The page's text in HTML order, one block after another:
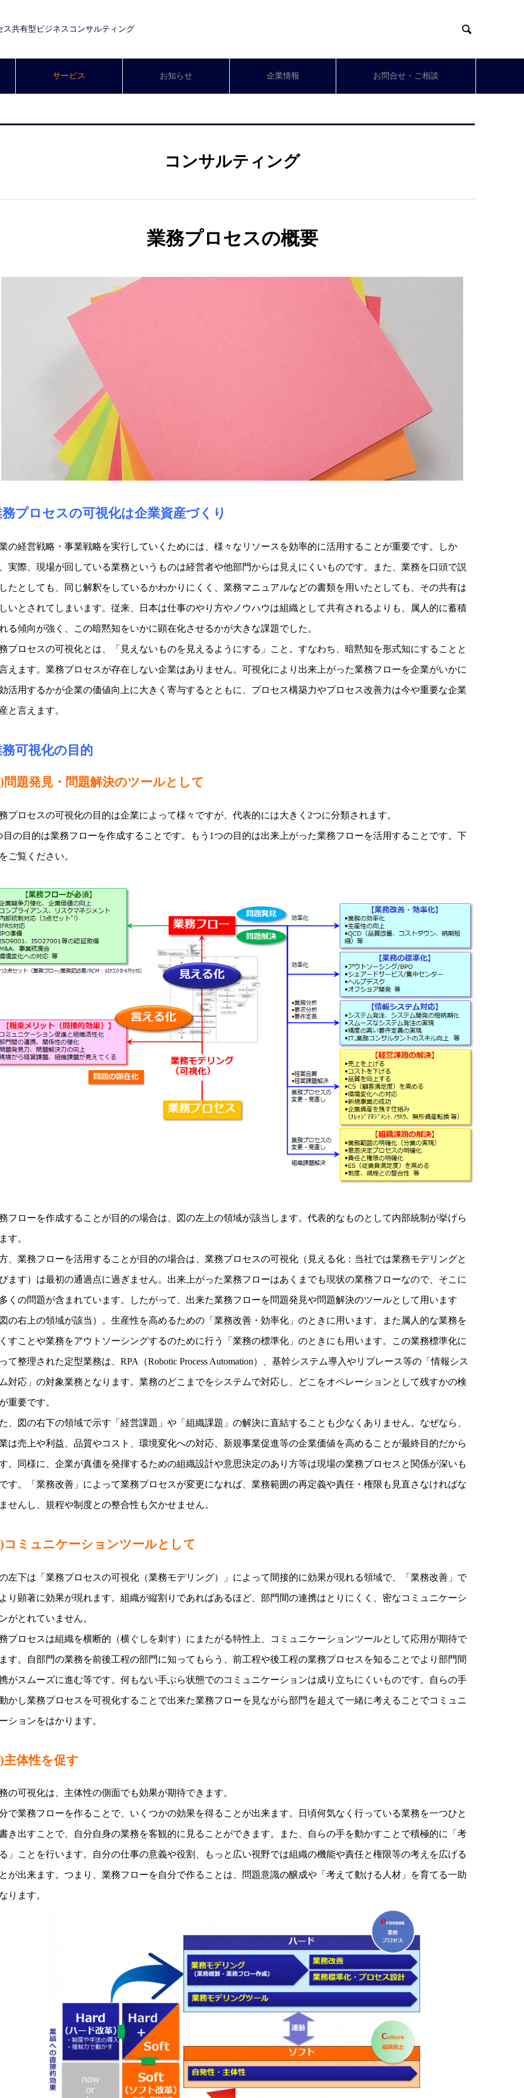
ス共有型ビジネスコンサルティング 
サービス お知らせ 企業情報 お問合せ・ご相談
コンサルティング
業務プロセスの概要
プロセスの可視化は企業資産づくり
の経営戦略・事業戦略を実行していくためには、様々なリソースを効率的に活用することが重要です。しか
実際、現場が回している業務というものは経営者や他部門からは見えにくいものです。また、業務を口頭で説
たとしても、同じ解釈をしているかわかりにくく、業務マニュアルなどの書類を用いたとしても、その共有は
いとされてしまいます。従来、日本は仕事のやり方やノウハウは組織として共有されるよりも、属人的に蓄積
る傾向が強く、この暗黙知をいかに顕在化させるかが大きな課題でした。
プロセスの可視化とは、「見えないものを見えるようにする」こと。すなわち、暗黙知を形式知にすることと
えます。業務プロセスが存在しない企業はありません。可視化により出来上がった業務フローを企業がいかに
活用するかが企業の価値向上に大きく寄与するとともに、プロセス構築力やプロセス改善力は今や重要な企業
と言えます。
可視化の目的
問題発見・問題解決のツールとして
プロセスの可視化の目的は企業によって様々ですが、代表的には大きく2つに分類されます。
目の目的は業務フローを作成することです。もう1つの目的は出来上がった業務フローを活用することです。下
ご覧ください。
フローを作成することが目的の場合は、図の左上の領域が該当します。代表的なものとして内部統制が挙げら
す。
、業務フローを活用することが目的の場合は、業務プロセスの可視化（見える化：当社では業務モデリングと
ます）は最初の通過点に過ぎません。出来上がった業務フローはあくまでも現状の業務フローなので、そこに
くの問題が含まれています。したがって、出来た業務フローを問題発見や問題解決のツールとして用います
図の右上の領域が該当）。生産性を高めるための「業務改善・効率化」のときに用います。また属人的な業務を
すことや業務をアウトソーシングするのために行う「業務の標準化」のときにも用います。この業務標準化に
て整理された定型業務は、RPA（Robotic Process Automation）、基幹システム導入やリプレース等の「情報シス
対応」の対象業務となります。業務のどこまでをシステムで対応し、どこをオペレーションとして残すかの検
重要です。
、図の右下の領域で示す「経営課題」や「組織課題」の解決に直結することも少なくありません。なぜなら、
は売上や利益、品質やコスト、環境変化への対応、新規事業促進等の企業価値を高めることが最終目的だから
。同様に、企業が真価を発揮するための組織設計や意思決定のあり方等は現場の業務プロセスと関係が深いも
す。「業務改善」によって業務プロセスが変更になれば、業務範囲の再定義や責任・権限も見直さなければな
せんし、規程や制度との整合性も欠かせません。
コミュニケーションツールとして
左下は「業務プロセスの可視化（業務モデリング）」によって間接的に効果が現れる領域で、「業務改善」で
り顕著に効果が現れます。組織が縦割りであればあるほど、部門間の連携はとりにくく、密なコミュニケーシ
がとれていません。
プロセスは組織を横断的（横ぐしを刺す）にまたがる特性上、コミュニケーションツールとして応用が期待で
す。自部門の業務を前後工程の部門に知ってもらう、前工程や後工程の業務プロセスを知ることでより部門間
がスムーズに進む等です。何もない手ぶら状態でのコミュニケーションは成り立ちにくいものです。自らの手
かし業務プロセスを可視化することで出来た業務フローを見ながら部門を超えて一緒に考えることでコミュニ
ションをはかります。
主体性を促す
の可視化は、主体性の側面でも効果が期待できます。
で業務フローを作ることで、いくつかの効果を得ることが出来ます。日頃何気なく行っている業務を一つひと
き出すことで、自分自身の業務を客観的に見ることができます。また、自らの手を動かすことで積極的に「考
」ことを行います。自分の仕事の意義や役割、もっと広い視野では組織の機能や責任と権限等の考えを広げる
が出来ます。つまり、業務フローを自分で作ることは、問題意識の醸成や「考えて動ける人材」を育てる一助
ります。